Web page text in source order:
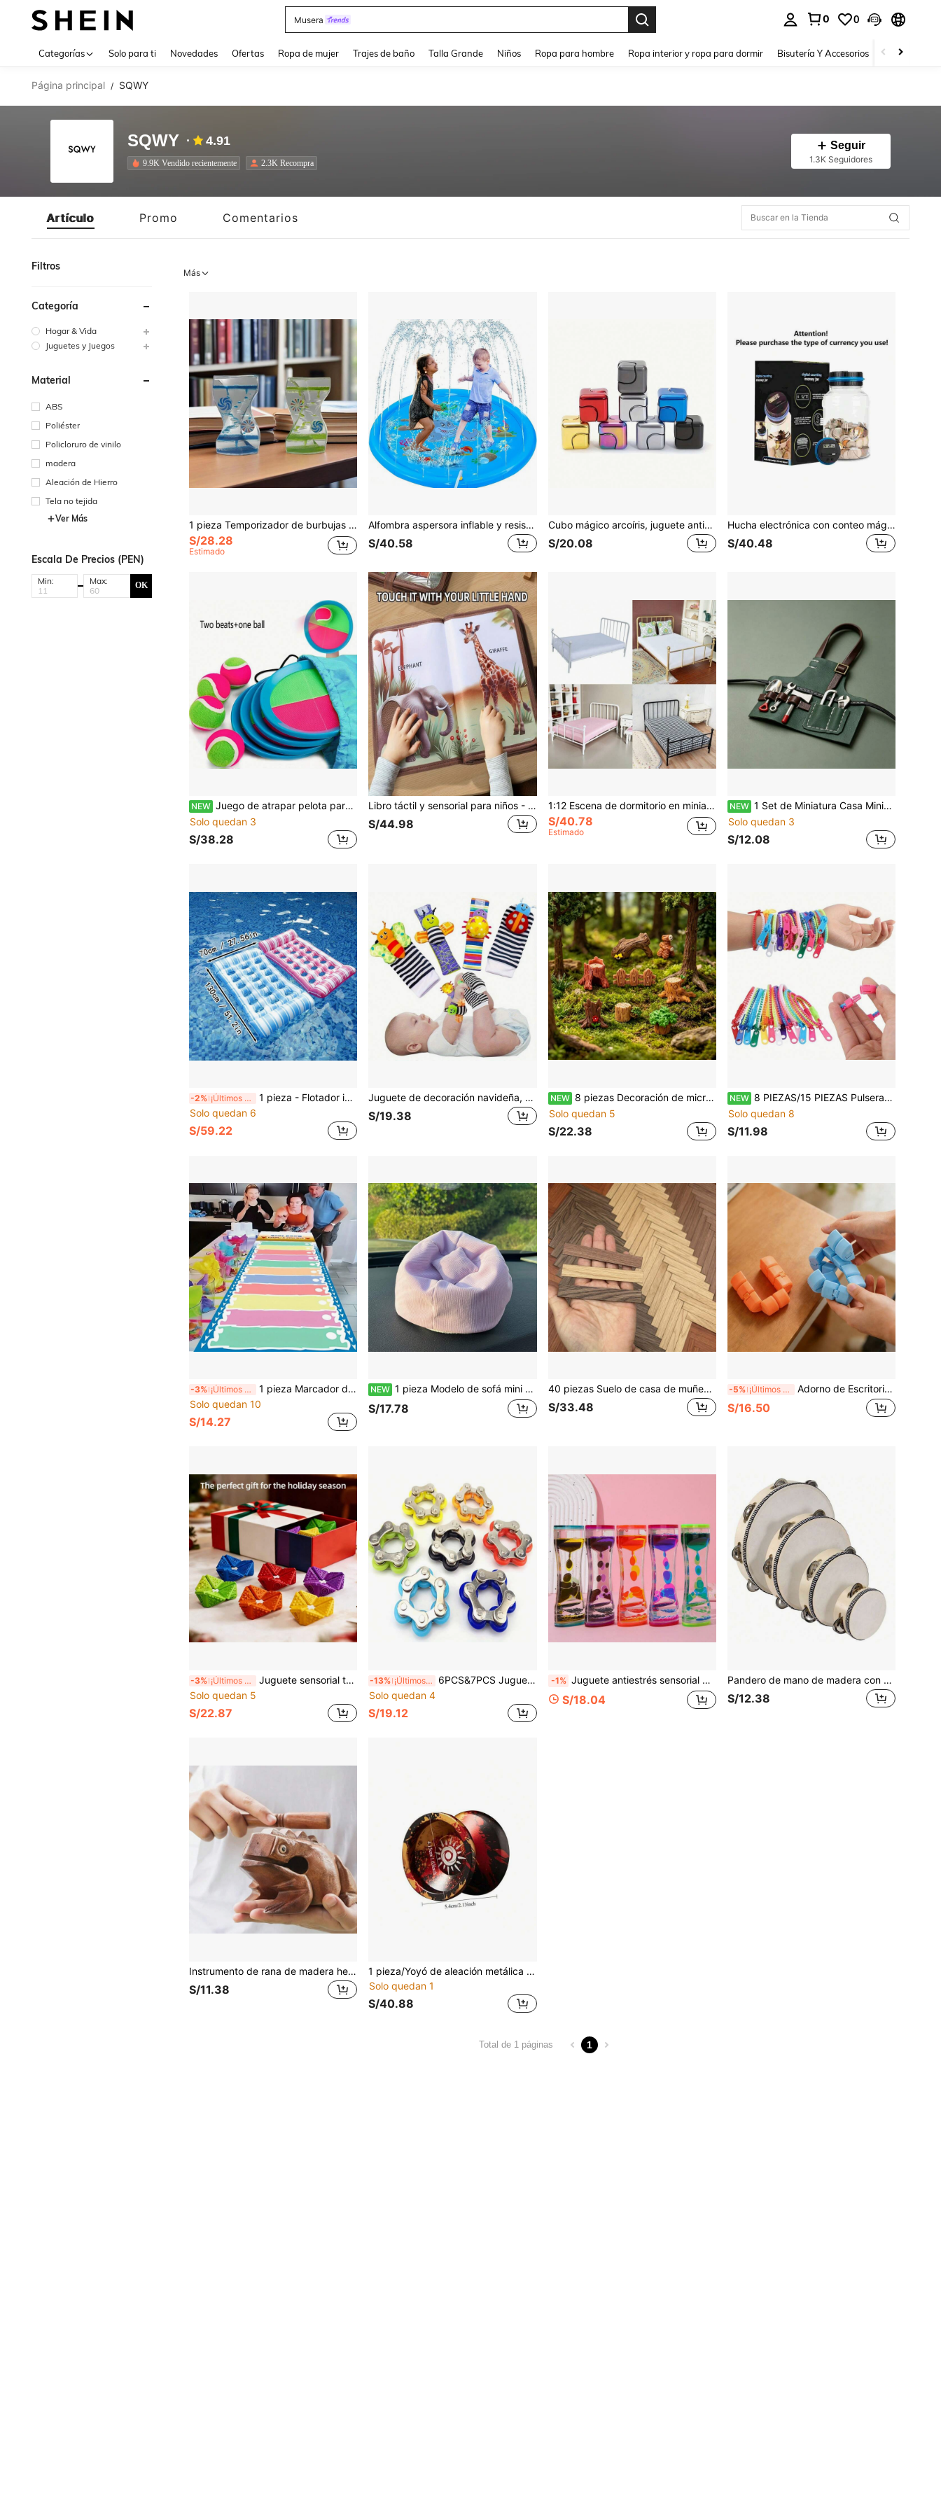
Dazy
0 0
Categorías Solo para ti Novedades Ofertas Ropa de mujer Trajes de baño Talla Grande Niños Ropa para hombre Ropa interior y ropa para dormir Bisutería Y Accesorios Zapatos
Página principal / SQWY
SQWY 4.91
9.9K Vendido recientemente 2.3K Recompra
Seguir
1.3K Seguidores
Artículo Promo Comentarios
Filtros
Categoría
Hogar & Vida
Juguetes y Juegos
Material
ABS
Poliéster
Policloruro de vinilo
madera
Aleación de Hierro
Tela no tejida
Ver Más
Escala De Precios (PEN)
Min: Max: OK
Más
1 pieza Temporizador de burbujas de movimiento líquido, regalo del Día de San Valentín, pantalla visual relajante de doble rueda, decoración de escritorio estética en azul y blanco, regalo relajante para él/ella, accesorio lindo para oficina y hogar
S/28.28
Estimado
Alfombra aspersora inflable y resistente al agua del mundo oceánico para uso en exteriores, con sistema de rociado de agua - Fabricada en PVC duradero y antideslizante, para juegos de verano al aire libre, refrescamiento del césped, fiestas de cumpleaños y regalos festivos (colores surtidos), diseño alegre y superficie antideslizante
S/40.58
Cubo mágico arcoíris, juguete antiestrés, rompecabezas de metal giratorio, juguete de escritorio adecuado para necesidades especiales, TDAH, regalos de Halloween y Navidad
S/20.08
Hucha electrónica con conteo mágico de dinero (sin batería, algunas piezas se envían al azar, solo admite dólares estadounidenses y euros)
S/40.48
NEW Juego de atrapar pelota para adultos con bolsa de almacenamiento, 4 piezas - Juguetes de playa, juguetes de piscina, juegos de patio - Regalo clásico para toda la familia - Regalo de Pascua para adultos/familias
Solo quedan 3
S/38.28
Libro táctil y sensorial para niños - Libro de aprendizaje en 3D y educación temprana para desarrollar la cognición para niños y niñas - Ideal para fiestas, vacaciones y útiles escolares
S/44.98
1:12 Escena de dormitorio en miniatura para casa de muñecas con marco de hierro, colchón rosa, sábana de cama, cama en miniatura con decoración minimalista, accesorio de fotografía de muebles en miniatura (Modelo de cama de hierro en miniatura, el colchón se puede quitar, puede haber algunas marcas de pegamento en la parte posterior del colchón, no es un problema de calidad.)
S/40.78
Estimado
NEW 1 Set de Miniatura Casa Miniatura Delantal y Kit de Accesorios - Pala Realista, Hacha, Llave Inglesa Herramientas para Escala 1:12 Casa Miniatura, Mini Hogar DIY Mini Manualidades, Accesorios de Simulación de Escena y Juego de Rol, Compatible con Varios Modelos Coleccionables
Solo quedan 3
S/12.08
-2% ¡Últimos 2 días
1 pieza - Flotador inflable para piscina de 18 agujeros tamaño adulto - Flotador extra grande para piscina para adultos con reposacabezas, colchoneta flotante para tomar el sol, balsa flotante de descanso para piscina, playa, lago y fiesta de piscina
Solo quedan 6
S/59.22
Juguete de decoración navideña, calcetines de sonajero para bebé, para niñas y niños de 3 a 12 meses, juguete de desarrollo y aprendizaje con sonajeros y dientes para manos y pies, Navidad, Juguetes de sonajero, Calcetines de Navidad para bebé niño, Juguetes para bebé de 3 meses, Juguetes para bebé, Juguetes para bebé niña, Juguetes para bebé niño, Juguetes para bebé, Mi primera Navidad bebé, Juguetes para bebé, Juguete para bebé, Juguetes para bebé niña
S/19.38
NEW 8 piezas Decoración de micro paisaje estilo bosque, resina, accesorios de escena de cabaña en tronco de árbol, accesorios de decoración de escena de escritorio con tanque de musgo
Solo quedan 5
S/22.38
NEW 8 PIEZAS/15 PIEZAS Pulseras Sensoriales de Dos Colores - Alivio del Estrés y la Ansiedad para Adultos, Favores de Boda, Decoración de Despedida de Soltera, Rellenos de Bolsas de Regalo de Cumpleaños, Accesorios Sensoriales Anti-Estrés, Pulseras Coloridas, Accesorios Ricos, Colores y Patrones Aleatorios
Solo quedan 8
S/11.98
-3% ¡Últimos 2 días
1 pieza Marcador de juego rodante colorido - 10 niveles, 59.06 pulgadas de largo, con un patrón de rayas vibrantes. Perfecto para reuniones familiares, construcción de equipos, actividades al aire libre, ceremonias de graduación y celebraciones de cumpleaños
Solo quedan 10
S/14.27
NEW 1 pieza Modelo de sofá mini casa con asiento suave - Accesorio de muebles en miniatura para escenas de mini casa, casa de muñecas, decoración de habitación en miniatura - Coleccionable
S/17.78
40 piezas Suelo de casa de muñecas a escala 1:12, Suelo de madera, Accesorios para casa de muñecas, Decoración de hogar en miniatura, Artículos de decoración para casa de muñecas a escala 1:12
S/33.48
-5% ¡Últimos 2 días Adorno de Escritorio de Giro Infinito - Dispositivo de Alivio del Estrés, Mecanismo de Giro Suave, Múltiples Colores Disponibles: Rosa/Azul/Naranja/Amarillo. Hecho de Material Plástico Duradero, Regalo Perfecto para Cumpleaños, Navidad, Acción de Gracias o Fiesta
S/16.50
-3% ¡Últimos 3 días
Juguete sensorial táctil de alivio del estrés con textura aleatoria de 6 colores, herramienta de relajación antiansiedad flexible y plegable, juguete fidget de escritorio silencioso, portátil y de bolsillo para calmar y concentrar, herramienta sensorial portátil para satisfacer necesidades sensoriales, adecuado para oficina, viajes, hogar, rincón tranquilo y regalo de vacaciones
Solo quedan 5
S/22.87
-13% ¡Últimos 3 días
6PCS&7PCS Juguete de alivio del estrés de cadena de 6 secciones, cadena de bicicleta de descompresión y ventilación, juguete de metal color aleatorio
Solo quedan 4
S/19.12
-1% Juguete antiestrés sensorial de burbujas líquidas en movimiento, temporizador líquido para adultos, juguete de escritorio calmante, regalo de fiesta, recompensa para el aula, relleno de calcetín de Navidad
S/18.04
Pandero de mano de madera con hilera simple de címbalos metálicos, de 4/6/8/10 pulgadas, para adultos. Instrumento musical de percusión para ritmo y fiesta, KTV (el palillo no está incluido). Pandero, instrumentos musicales, baquetas
S/12.38
Instrumento de rana de madera hecho a mano - Bloque de juguete de percusión, perfecto para decoración del hogar y oficina, marrón oscuro, Kalimba piano de pulgar de madera, reloj de juguete en forma de rana, "El lobo y los 7 cabritos", tambor de lluvia de acero exterior, instrumentos de juguete, tambor de lengua
S/11.38
1 pieza/Yoyó de aleación metálica avanzada para jugadores experimentados, sin respuesta, adecuado para adolescentes y principiantes. Juguete deportivo para exteriores. Incluye un rodamiento y 10 cuerdas.
Solo quedan 1
S/40.88
Total de 1 páginas 1